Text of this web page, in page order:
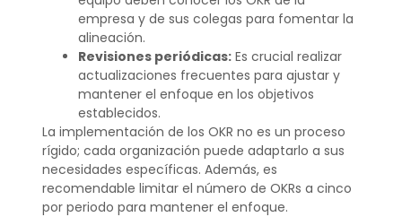
empresa y de sus colegas para fomentar la
alineación.
Revisiones periódicas:Es crucial realizar
actualizaciones frecuentes para ajustar y
mantener el enfoque en los objetivos
establecidos.
La implementación de los OKR no es un proceso
rígido; cada organización puede adaptarlo a sus
necesidades específicas. Además, es
recomendable limitar el número de OKRs a cinco
por periodo para mantener el enfoque.